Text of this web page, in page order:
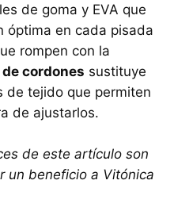
de goma y EVA que
óptima en cada pisada
rompen con la
cordones sustituye
de tejido que permiten
de ajustarlos.
de este artículo son
un beneficio a Vitónica